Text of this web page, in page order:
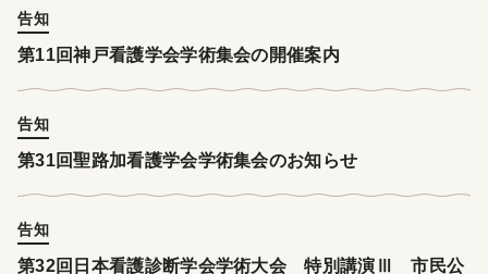
告知
第11回神戸看護学会学術集会の開催案内
告知
第31回聖路加看護学会学術集会のお知らせ
告知
第32回日本看護診断学会学術大会 特別講演Ⅲ 市民公